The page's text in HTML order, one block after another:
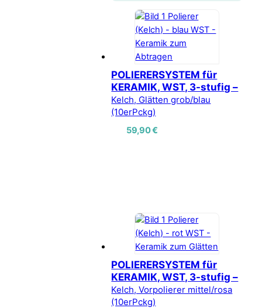
POLIERERSYSTEM für
KERAMIK, WST, 3-stufig –
Kelch, Glätten grob/blau
(10erPckg)
59,90€
POLIERERSYSTEM für
KERAMIK, WST, 3-stufig –
Kelch, Vorpolierer mittel/rosa
(10erPckg)